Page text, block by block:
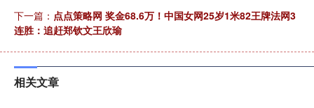
下一篇： 点点策略网 奖金68.6万！中国女网25岁1米82王牌法网3
连胜：追赶郑钦文王欣瑜
相关文章